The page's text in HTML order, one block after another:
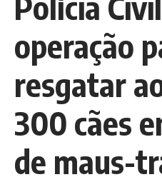
operação
resgatar
300 cães
de maus-